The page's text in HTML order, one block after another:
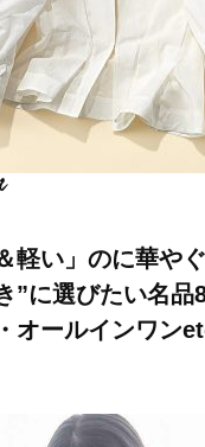
軽い」のに華や
”に選びたい名品
オールインワン